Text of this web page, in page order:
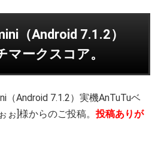
（Android 7.1.2）
マークスコア。
（Android 7.1.2）実機AnTuTuベ
ぉ]様からのご投稿。投稿ありが